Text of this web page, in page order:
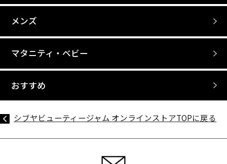
メンズ
マタニティ・ベビー
おすすめ
シブヤビューティージャム オンラインストアTOPに戻る